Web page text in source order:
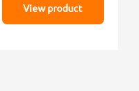
View product